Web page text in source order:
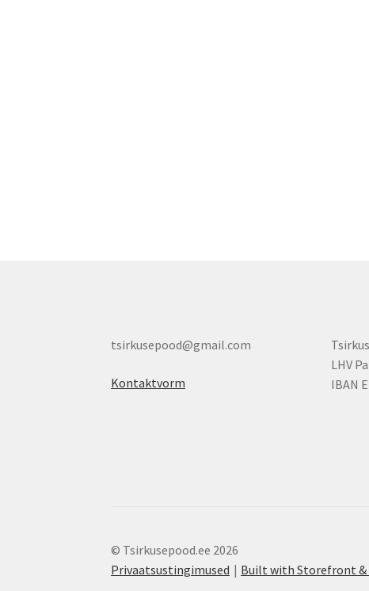
tsirkusepood@gmail.com
Kontaktvorm
LHV
IBAN
© Tsirkusepood.ee 2026
Privaatsustingimused
Built with Storefront &